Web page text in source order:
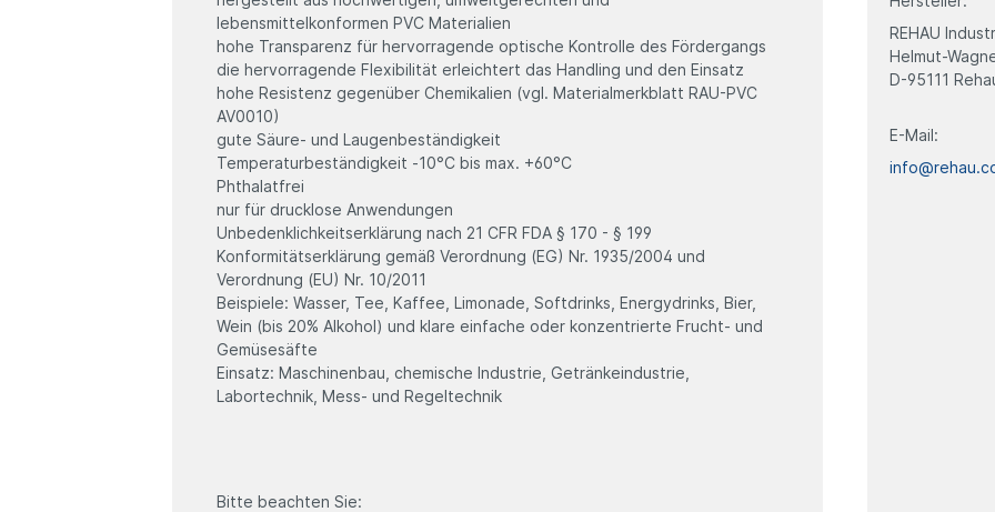
lebensmittelkonformen PVC Materialien
hohe Transparenz für hervorragende optische Kontrolle des Fördergangs
die hervorragende Flexibilität erleichtert das Handling und den Einsatz
hohe Resistenz gegenüber Chemikalien (vgl. Materialmerkblatt RAU-PVC
AV0010)
gute Säure- und Laugenbeständigkeit
Temperaturbeständigkeit -10°C bis max. +60°C
Phthalatfrei
nur für drucklose Anwendungen
Unbedenklichkeitserklärung nach 21 CFR FDA § 170 - § 199
Konformitätserklärung gemäß Verordnung (EG) Nr. 1935/2004 und
Verordnung (EU) Nr. 10/2011
Beispiele: Wasser, Tee, Kaffee, Limonade, Softdrinks, Energydrinks, Bier,
Wein (bis 20% Alkohol) und klare einfache oder konzentrierte Frucht- und
Gemüsesäfte
Einsatz: Maschinenbau, chemische Industrie, Getränkeindustrie,
Labortechnik, Mess- und Regeltechnik
Bitte beachten Sie:
REHAU
Helmut-
D-95111
E-Mail: